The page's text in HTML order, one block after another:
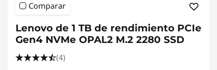
Comparar
Lenovo de 1 TB de rendimiento PCIe
Gen4 NVMe OPAL2 M.2 2280 SSD
(4)